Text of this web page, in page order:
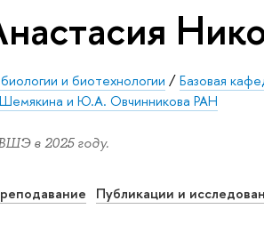
и биотехнологии /Базовая
и Ю.А. Овчинникова РАН
в 2025 году.
Публикации и